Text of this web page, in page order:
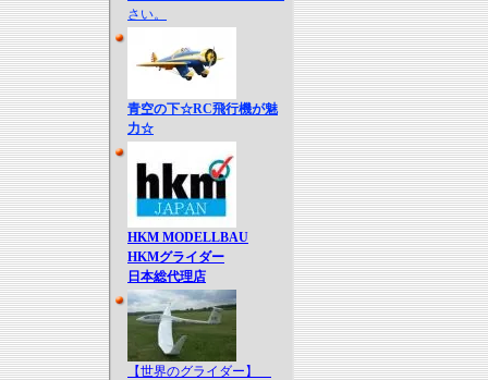
さい。
青空の下☆RC飛行機が魅
力☆
HKM MODELLBAU
HKMグライダー
日本総代理店
【世界のグライダー】